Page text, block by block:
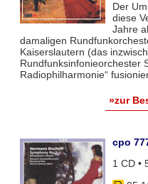
Der
diese
Jahre
damaligen
Kaiserslautern (das
Rundfunksinfonieorchester
Radiophilharmonie“
»zur
cpo
1 CD •